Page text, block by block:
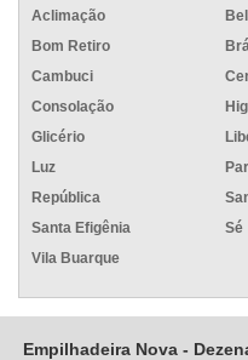
Aclimação
Bom Retiro
Cambuci
Consolação
Glicério
Luz
República
Santa Efigênia
Sé
Vila Buarque
Empilhadeira Nova -